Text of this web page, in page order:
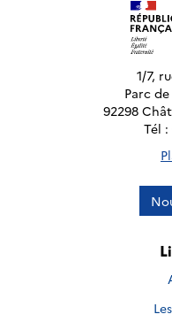
1/7,
Parc
92298
Tél :